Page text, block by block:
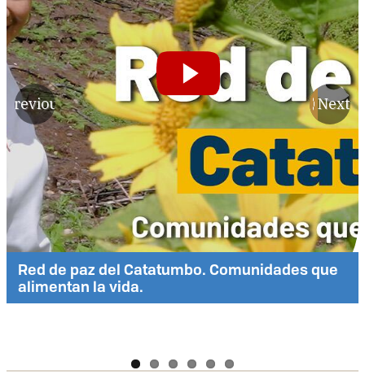
Red de paz del Catatumbo. Comunidades que
alimentan la vida.
Previous Next